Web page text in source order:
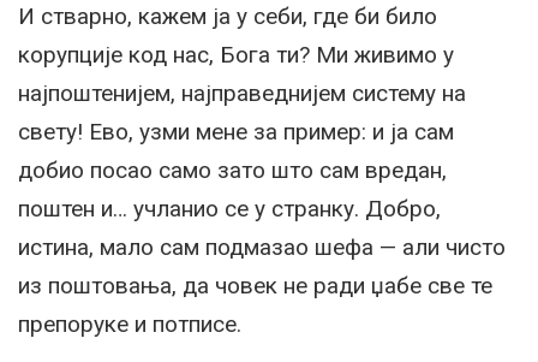
И стварно, кажем ја у себи, где би било
корупције код нас, Бога ти? Ми живимо у
најпоштенијем, најправеднијем систему на
свету! Ево, узми мене за пример: и ја сам
добио посао само зато што сам вредан,
поштен и… учланио се у странку. Добро,
истина, мало сам подмазао шефа — али чисто
из поштовања, да човек не ради џабе све те
препоруке и потписе.